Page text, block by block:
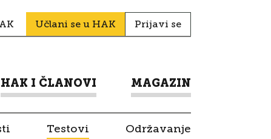
Učlani se u HAK Prijavi se
HAK I ČLANOVI MAGAZIN
Testovi Održavanje